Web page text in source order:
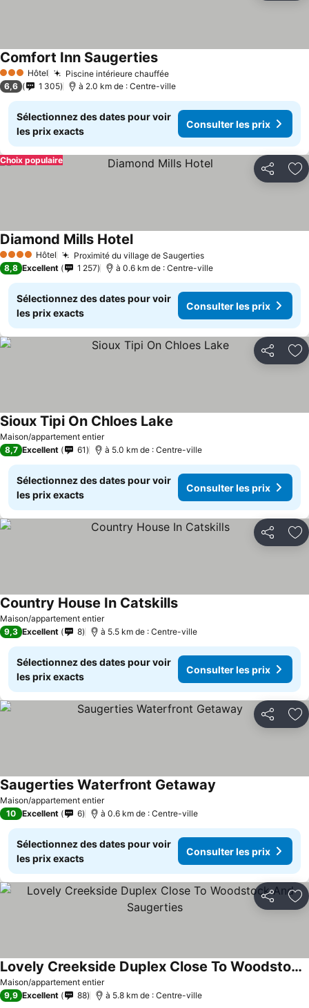
3 ÉtoilesHôtel Piscine intérieure chauffée
Comfort Inn Saugerties
6,6 1 305 à 2.0 km de : Centre-ville
Sélectionnez des dates pour voir
les prix exacts
Consulter les prix
Partager
Choix populaire
4 Étoiles Hôtel Proximité du village de Saugerties
Diamond Mills Hotel
8,8 Excellent 1 257 à 0.6 km de : Centre-ville
Sélectionnez des dates pour voir
les prix exacts
Consulter les prix
Partager
Maison/appartement entier
Sioux Tipi On Chloes Lake
8,7 Excellent 61 à 5.0 km de : Centre-ville
Sélectionnez des dates pour voir
les prix exacts
Consulter les prix
Partager
Maison/appartement entier
Country House In Catskills
9,3 Excellent 8 à 5.5 km de : Centre-ville
Sélectionnez des dates pour voir
les prix exacts
Consulter les prix
Partager
Maison/appartement entier
Saugerties Waterfront Getaway
10 Excellent 6 à 0.6 km de : Centre-ville
Sélectionnez des dates pour voir
les prix exacts
Consulter les prix
Partager
Maison/appartement entier
Lovely Creekside Duplex Close To Woodstock And Saugerties
9,9 Excellent 88 à 5.8 km de : Centre-ville